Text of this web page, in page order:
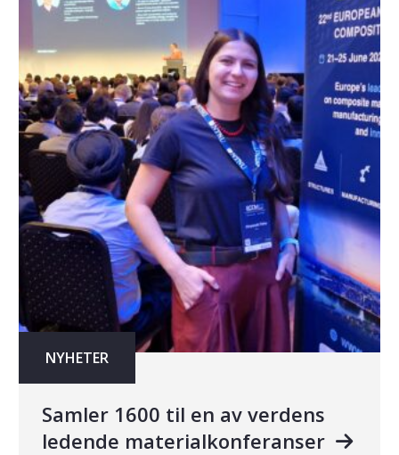
NYHETER
Samler 1600 til en av verdens
ledende materialkonferanser